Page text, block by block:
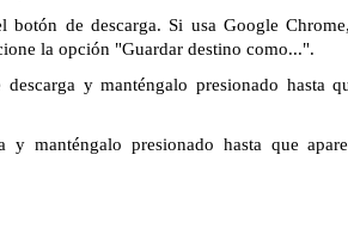
de descarga. Si usa Google
la opción "Guardar destino como...".
y manténgalo presionado hasta
manténgalo presionado hasta que